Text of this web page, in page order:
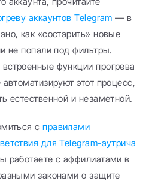
аккаунтов Telegram — в
как «состарить» новые
не попали под фильтры.
функции прогрева
этот процесс,
естественной и незаметной.
с правилами
для Telegram-аутрича
работаете с аффилиатами в
законами о защите